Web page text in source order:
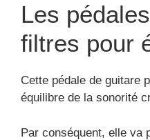
Les
filtres pour
Cette pédale de guitare
équilibre de la sonorité
Par conséquent, elle va